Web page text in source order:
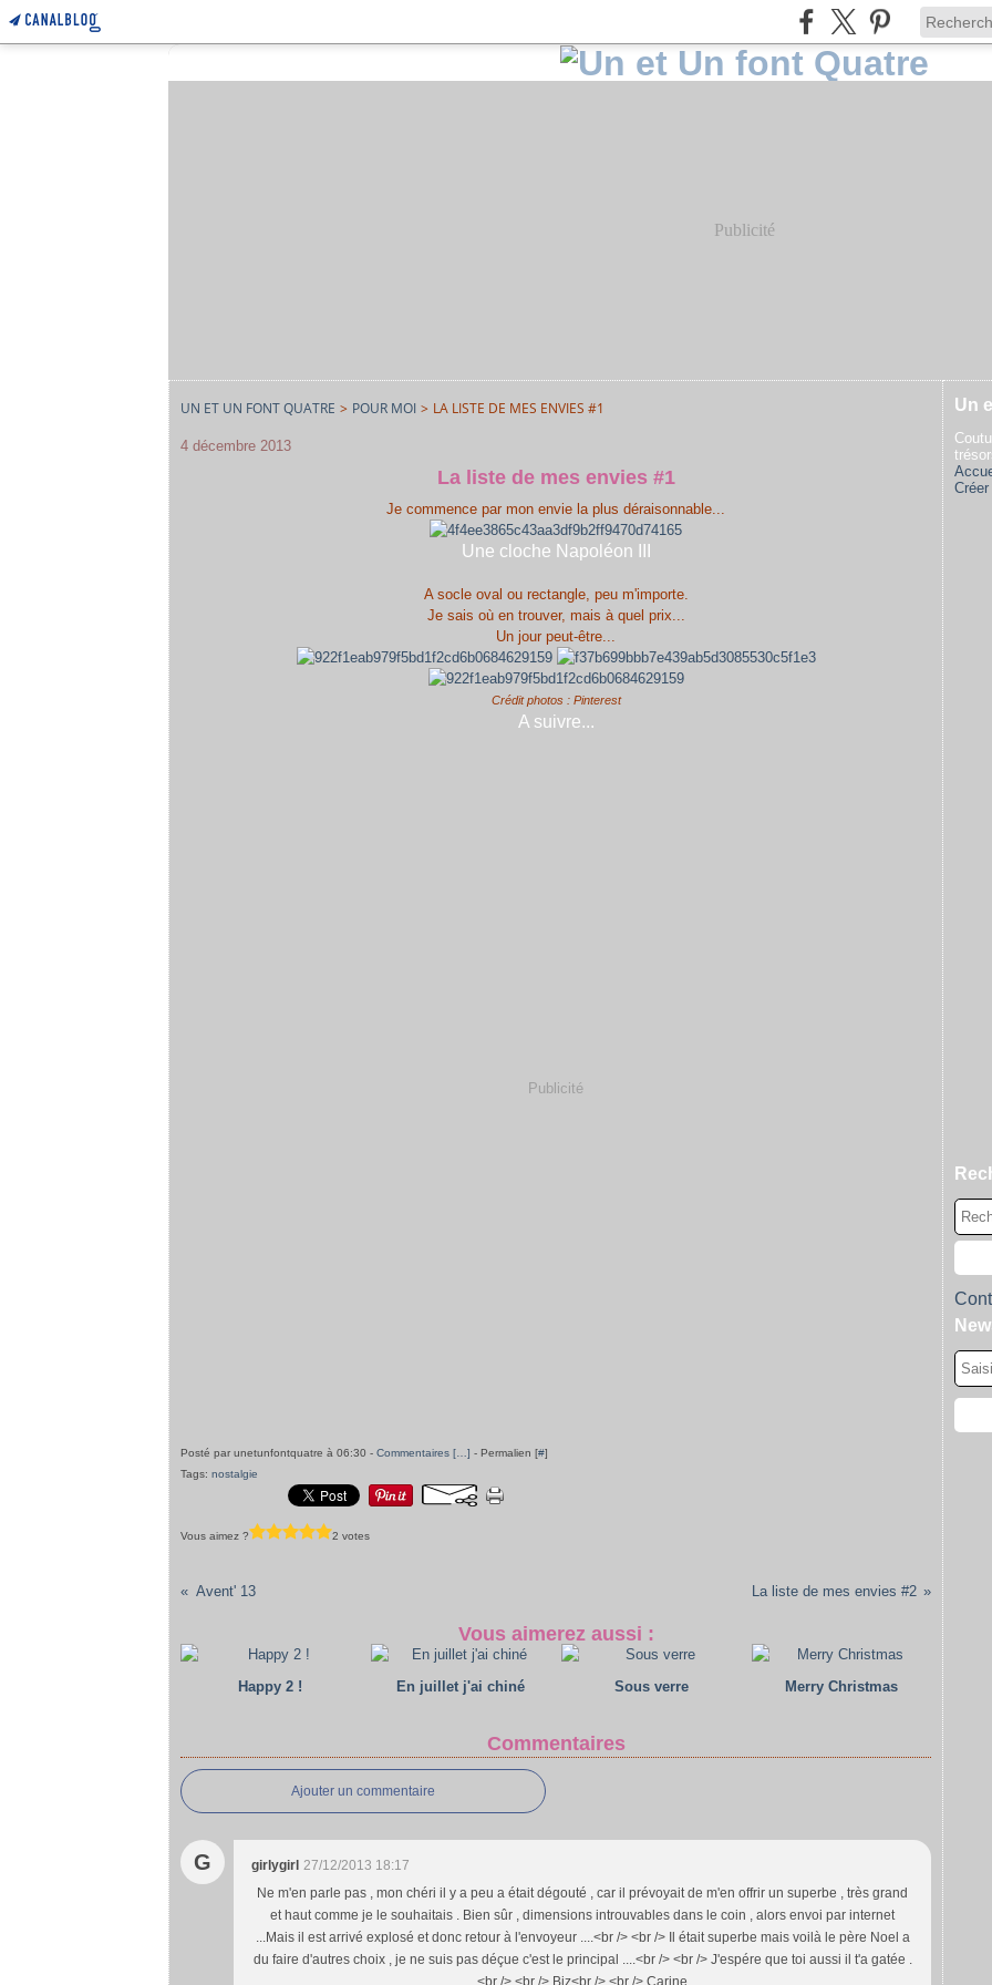
Publicité
UN ET UN FONT QUATRE > POUR MOI > LA LISTE DE MES ENVIES #1
4 décembre 2013
La liste de mes envies #1
Je commence par mon envie la plus déraisonnable...
Une cloche Napoléon III
A socle oval ou rectangle, peu m'importe.
Je sais où en trouver, mais à quel prix...
Un jour peut-être...
Crédit photos : Pinterest
A suivre...
Publicité
Posté par unetunfontquatre à 06:30 - Commentaires [ ] - Permalien [#]
Tags: nostalgie
Vous aimez ? 2 votes
Avent' 13 La liste de mes envies #2
Vous aimerez aussi :
Happy 2 ! En juillet j'ai chiné Sous verre Merry Christmas
Commentaires
Ajouter un commentaire
G girlygirl 27/12/2013 18:17
Ne m'en parle pas , mon chéri il y a peu a était dégouté , car il prévoyait de m'en offrir un superbe , très grand
et haut comme je le souhaitais . Bien sûr , dimensions introuvables dans le coin , alors envoi par internet
...Mais il est arrivé explosé et donc retour à l'envoyeur ....<br /> <br /> Il était superbe mais voilà le père Noel a
du faire d'autres choix , je ne suis pas déçue c'est le principal ....<br /> <br /> J'espére que toi aussi il t'a gatée .
<br /> <br /> Biz<br /> <br /> Carine
Un